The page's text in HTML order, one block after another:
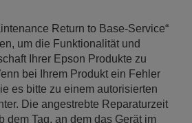
Return to Base-Service“
um die Funktionalität und
Ihrer Epson Produkte zu
bei Ihrem Produkt ein Fehler
es bitte zu einem autorisierten
Die angestrebte Reparaturzeit
dem Tag, an dem das Gerät im